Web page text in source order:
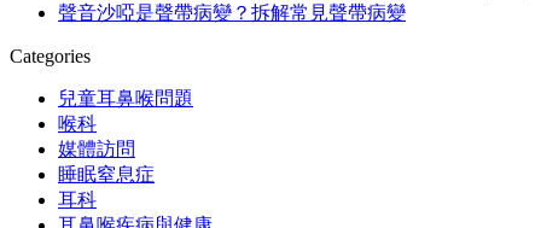
聲音沙啞是聲帶病變？拆解常見聲帶病變
Categories
兒童耳鼻喉問題
喉科
媒體訪問
睡眠窒息症
耳科